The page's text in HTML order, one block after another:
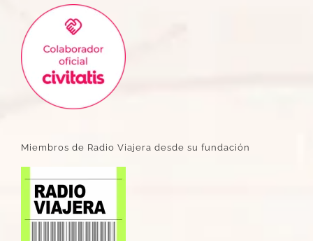
Miembros de Radio Viajera desde su fundación